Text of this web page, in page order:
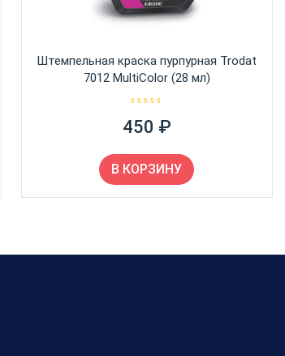
Штемпельная краска пурпурная Trodat
7012 MultiColor (28 мл)
ц
е
к
а
0
и
450 ₽
В КОРЗИНУ